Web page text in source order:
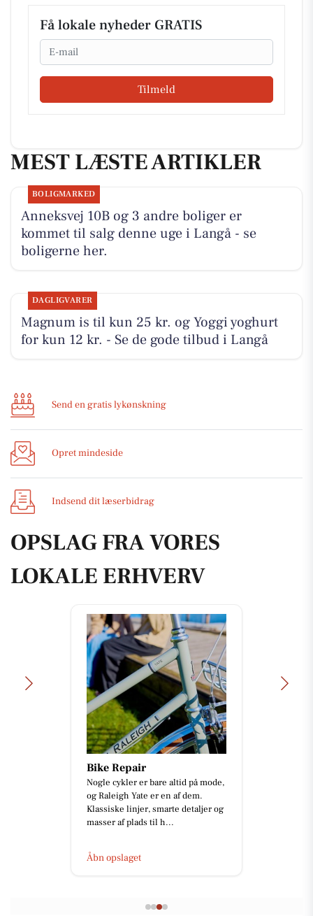
Få lokale nyheder GRATIS
Email
Tilmeld
MEST LÆSTE ARTIKLER
BOLIGMARKED
Anneksvej 10B og 3 andre boliger er
kommet til salg denne uge i Langå - se
boligerne her.
DAGLIGVARER
Magnum is til kun 25 kr. og Yoggi yoghurt
for kun 12 kr. - Se de gode tilbud i Langå
Send en gratis lykønskning
Opret mindeside
Indsend dit læserbidrag
OPSLAG FRA VORES
LOKALE ERHVERV
Bike Repair
Nogle cykler er bare altid på mode,
og Raleigh Yate er en af dem.
Klassiske linjer, smarte detaljer og
masser af plads til h...
Åbn opslaget